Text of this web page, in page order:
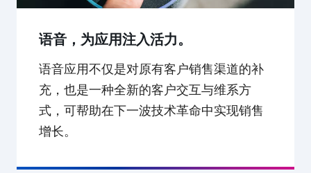
语音，为应用注入活力。
语音应用不仅是对原有客户销售渠道的补
充，也是一种全新的客户交互与维系方
式，可帮助在下一波技术革命中实现销售
增长。